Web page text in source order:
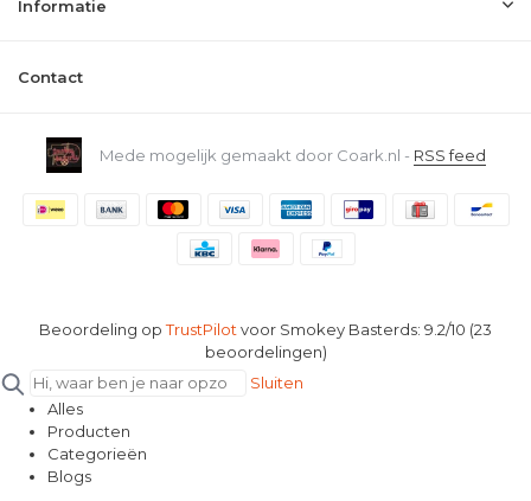
Informatie
Contact
Mede mogelijk gemaakt door Coark.nl - RSS feed
Beoordeling opTrustPilot voor Smokey Basterds: 9.2/10 (23
beoordelingen)
Sluiten
Alles
Producten
Categorieën
Blogs